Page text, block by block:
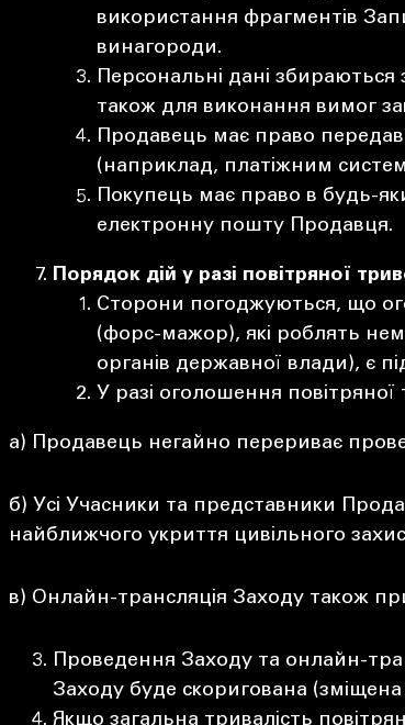
використання фрагментів
винагороди.
Персональні дані
також для виконання вимог
Продавець має право
(наприклад, платіжним
Покупець має право в будь-
електронну пошту Продавця.
Порядок дій у разі повітряної
Сторони погоджуються, що
(форс-мажор), які роблять
органів державної влади), є
У разі оголошення
а) Продавець негайно перериває
б) Усі Учасники та представники
найближчого укриття цивільного
в) Онлайн-трансляція Заходу також
Проведення Заходу та онлайн-
Заходу буде скоригована (зміщена
Якщо загальна тривалість